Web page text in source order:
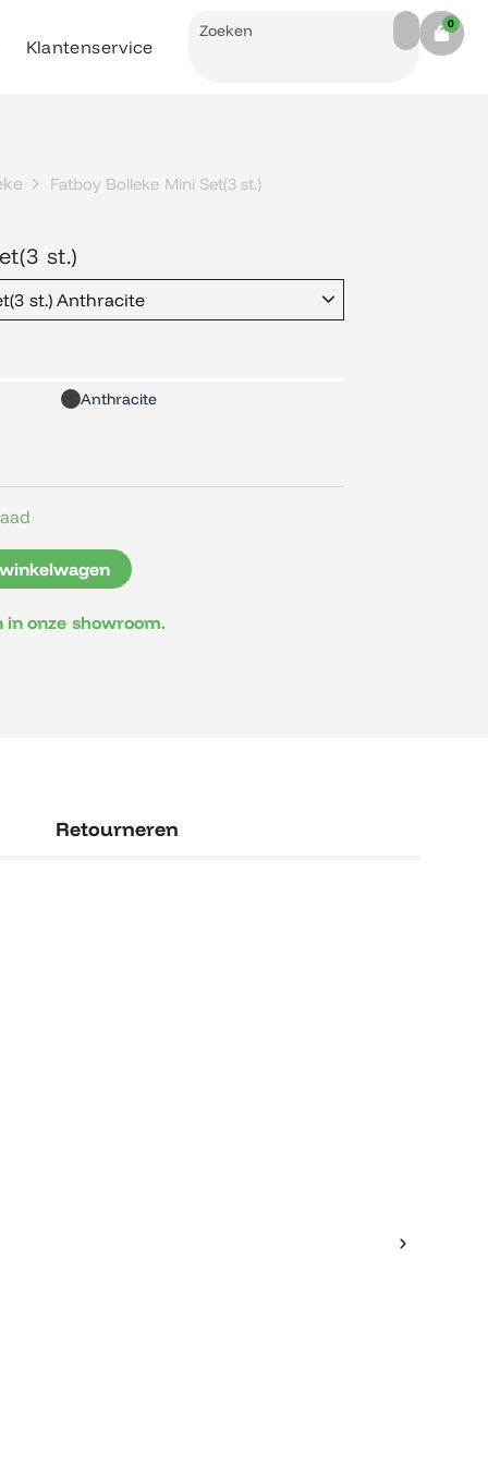
Klantenservice
Search 0
Cart
Fatboy Bolleke Mini Set(3 st.)
st.)
st.) Anthracite
Anthracite
onze showroom.
Retourneren